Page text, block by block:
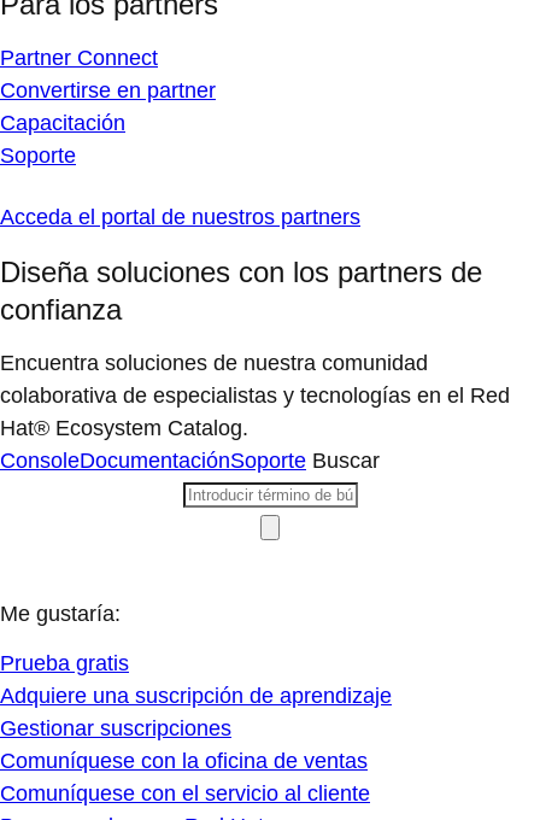
Partner Connect
Convertirse en partner
Capacitación
Soporte
Acceda el portal de nuestros partners
Diseña soluciones con los partners de
confianza
Encuentra soluciones de nuestra comunidad
colaborativa de especialistas y tecnologías en el Red
Hat® Ecosystem Catalog.
ConsoleDocumentaciónSoporte Buscar
Me gustaría:
Prueba gratis
Adquiere una suscripción de aprendizaje
Gestionar suscripciones
Comuníquese con la oficina de ventas
Comuníquese con el servicio al cliente